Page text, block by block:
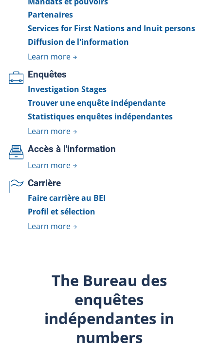
Partenaires
Services for First Nations and Inuit persons
Diffusion de l'information
Learn more
Enquêtes
Investigation Stages
Trouver une enquête indépendante
Statistiques enquêtes indépendantes
Learn more
Accès à l'information
Learn more
Carrière
Faire carrière au BEI
Profil et sélection
Learn more
The Bureau des
enquêtes
indépendantes in
numbers